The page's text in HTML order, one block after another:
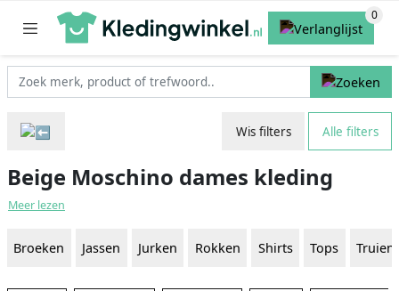
Wis filters Alle filters
Beige Moschino dames kleding
Meer lezen
Broeken Jassen Jurken Rokken Shirts Tops Truien